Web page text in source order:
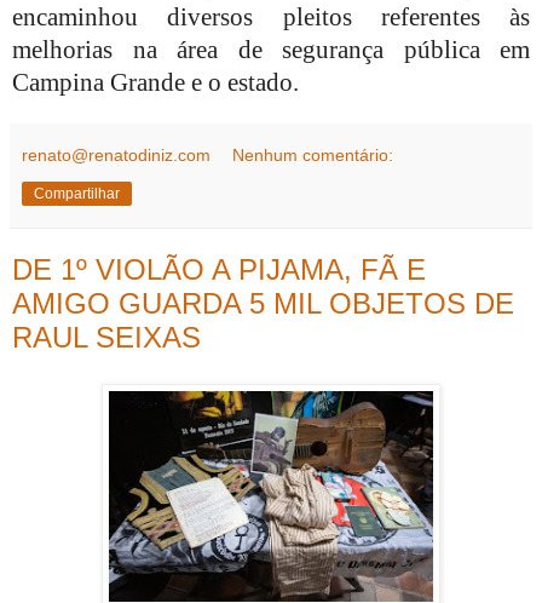
encaminhou diversos pleitos referentes às
melhorias na área de segurança pública em
Campina Grande e o estado.
renato@renatodiniz.com Nenhum comentário:
Compartilhar
DE 1º VIOLÃO A PIJAMA, FÃ E
AMIGO GUARDA 5 MIL OBJETOS DE
RAUL SEIXAS